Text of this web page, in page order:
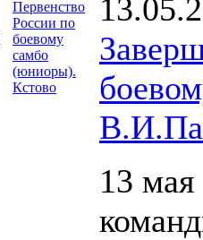
Первенство
России по
боевому
самбо
(юниоры).
Кстово
13 мая